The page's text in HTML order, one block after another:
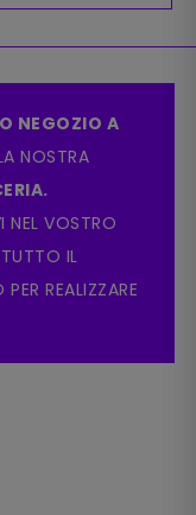
NEGOZIO A
NOSTRA
NEL VOSTRO
IL
REALIZZARE